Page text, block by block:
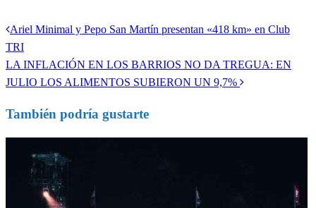
Navegación
de
entradas
Entrada
anterior
Ariel Minimal y Pepo San Martín presentan «418 km» en Club
TRI
Entrada
siguiente
LA INFLACIÓN EN LOS BARRIOS NO DA TREGUA: EN
JULIO LOS ALIMENTOS SUBIERON UN 9,7%
También podría gustarte